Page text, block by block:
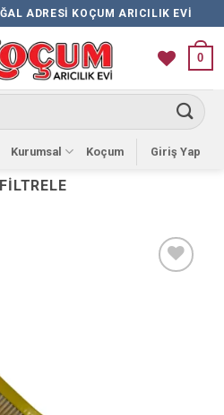
ADRESI KOÇUM ARICILIK EVI
0
Kurumsal Koçum Giriş Yap
FILTRELE